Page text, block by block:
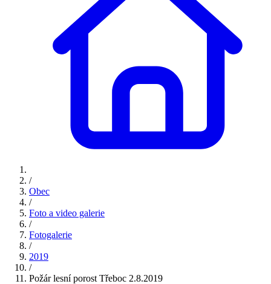
/
Obec
/
Foto a video galerie
/
Fotogalerie
/
2019
/
Požár lesní porost Třeboc 2.8.2019